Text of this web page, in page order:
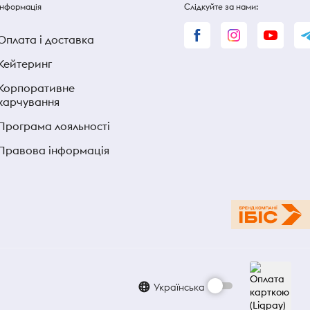
і доставка
лояльності
інформація
Слідкуйте за нами:
Українська